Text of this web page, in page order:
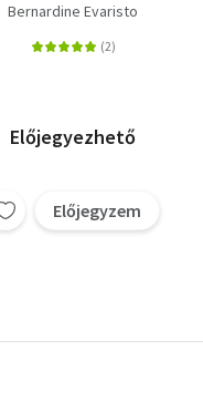
Bernardine Evaristo
Előjegyezhető
Előjegyzem